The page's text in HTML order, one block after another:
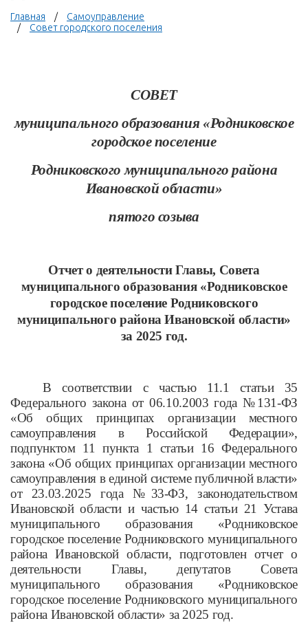
Главная
Самоуправление
Совет городского поселения
СОВЕТ
муниципального образования «Родниковское
городское поселение
Родниковского муниципального района
Ивановской области»
пятого созыва
Отчет о деятельности Главы, Совета
муниципального образования «Родниковское
городское поселение Родниковского
муниципального района Ивановской области»
за 2025 год.
В соответствии с частью 11.1 статьи 35
Федерального закона от 06.10.2003 года №131-ФЗ
«Об общих принципах организации местного
самоуправления в Российской Федерации»,
подпунктом 11 пункта 1 статьи 16 Федерального
закона «Об общих принципах организации местного
самоуправления в единой системе публичной власти»
от 23.03.2025 года №33-ФЗ, законодательством
Ивановской области и частью 14 статьи 21 Устава
муниципального образования «Родниковское
городское поселение Родниковского муниципального
района Ивановской области, подготовлен отчет о
деятельности Главы, депутатов Совета
муниципального образования «Родниковское
городское поселение Родниковского муниципального
района Ивановской области» за 2025 год.